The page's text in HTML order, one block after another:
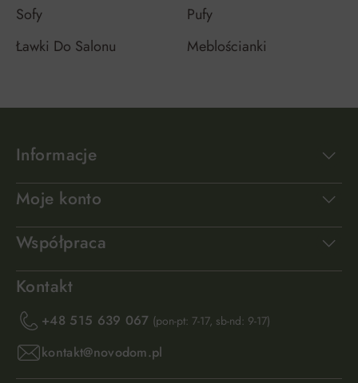
Sofy
Pufy
Ławki Do Salonu
Meblościanki
Informacje
Moje konto
Współpraca
Kontakt
+48 515 639 067 (pon-pt: 7-17, sb-nd: 9-17)
kontakt@novodom.pl